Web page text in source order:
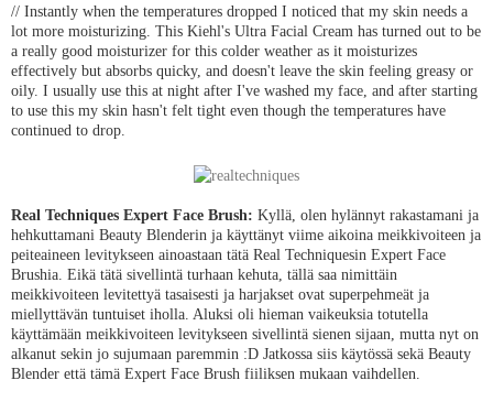
// Instantly when the temperatures dropped I noticed that my skin needs a
lot more moisturizing. This Kiehl's Ultra Facial Cream has turned out to be
a really good moisturizer for this colder weather as it moisturizes
effectively but absorbs quicky, and doesn't leave the skin feeling greasy or
oily. I usually use this at night after I've washed my face, and after starting
to use this my skin hasn't felt tight even though the temperatures have
continued to drop.
Real Techniques Expert Face Brush: Kyllä, olen hylännyt rakastamani ja
hehkuttamani Beauty Blenderin ja käyttänyt viime aikoina meikkivoiteen ja
peiteaineen levitykseen ainoastaan tätä Real Techniquesin Expert Face
Brushia. Eikä tätä sivellintä turhaan kehuta, tällä saa nimittäin
meikkivoiteen levitettyä tasaisesti ja harjakset ovat superpehmeät ja
miellyttävän tuntuiset iholla. Aluksi oli hieman vaikeuksia totutella
käyttämään meikkivoiteen levitykseen sivellintä sienen sijaan, mutta nyt on
alkanut sekin jo sujumaan paremmin :D Jatkossa siis käytössä sekä Beauty
Blender että tämä Expert Face Brush fiiliksen mukaan vaihdellen.